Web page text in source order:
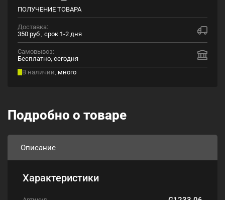
ПОЛУЧЕНИЕ ТОВАРА
Доставка:
350 руб , срок 1-2 дня
Самовывоз:
Бесплатно, сегодня
В наличии, много
Подробно о товаре
Описание
Характеристики